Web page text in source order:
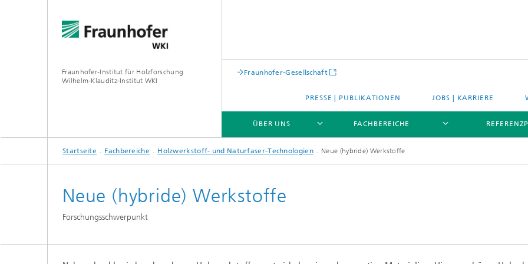
Fraunhofer-Institut für Holzforschung
Wilhelm-Klauditz-Institut WKI
Fraunhofer-Gesellschaft
PRESSE | PUBLIKATIONEN JOBS | KARRIERE
ÜBER UNS
ÜBER UNS
FACHBEREICHE
FACHBEREICHE
PROFIL
Startseite Fachbereiche Holzwerkstoff- und Naturfaser-Technologien Neue (hybride) Werkstoffe
Neue (hybride) Werkstoffe
Forschungsschwerpunkt